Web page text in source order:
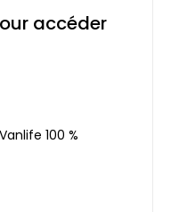
accéder
100 %